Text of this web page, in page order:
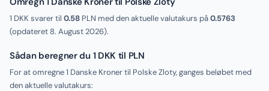
1 DKK svarer til 0.58 PLN med den aktuelle valutakurs på0.5763
(opdateret 8. August 2026).
Sådan beregner du 1 DKK til PLN
For at omregne 1 Danske Kroner til Polske Zloty, ganges beløbet med
den aktuelle valutakurs: